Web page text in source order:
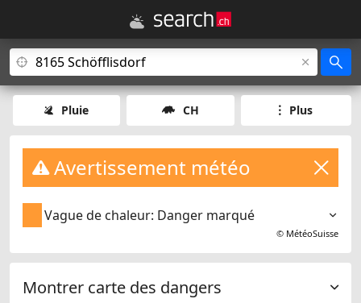
Pluie CH Plus
Avertissement météo
Vague de chaleur: Danger marqué
© MétéoSuisse
Montrer carte des dangers